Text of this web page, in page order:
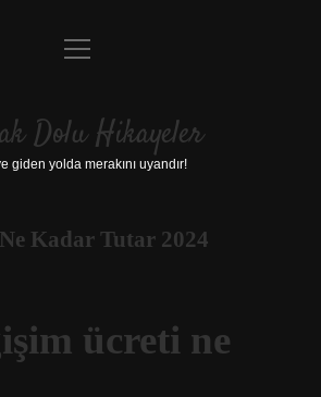
Anasayfa
Yasal Uyarı
menüyü
Dolu Hikayeler
giden yolda merakını uyandır!
Kadar Tutar 2024
ücreti ne